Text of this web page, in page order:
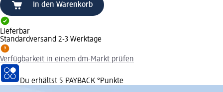
In den Warenkorb
Lieferbar
Standardversand 2-3 Werktage
Verfügbarkeit in einem dm-Markt prüfen
Du erhältst 5 PAYBACK °Punkte